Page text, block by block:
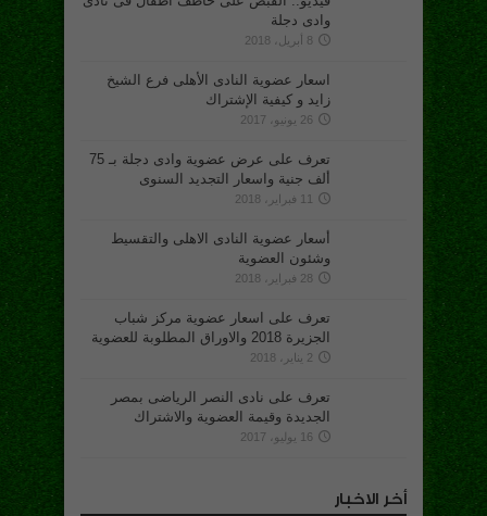
وادى دجلة
8 أبريل، 2018
اسعار عضوية النادى الأهلى فرع الشيخ
زايد و كيفية الإشتراك
26 يونيو، 2017
تعرف على عرض عضوية وادى دجلة بـ 75
ألف جنية واسعار التجديد السنوى
11 فبراير، 2018
أسعار عضوية النادى الاهلى والتقسيط
وشئون العضوية
28 فبراير، 2018
تعرف على اسعار عضوية مركز شباب
الجزيرة 2018 والاوراق المطلوبة للعضوية
2 يناير، 2018
تعرف على نادى النصر الرياضى بمصر
الجديدة وقيمة العضوية والاشتراك
16 يوليو، 2017
أخر الاخبار